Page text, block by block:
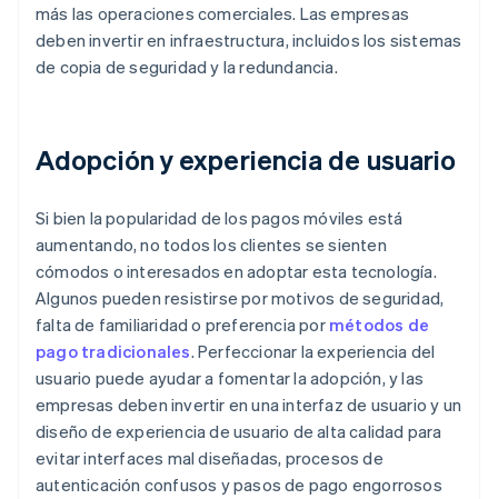
más las operaciones comerciales. Las empresas
deben invertir en infraestructura, incluidos los sistemas
de copia de seguridad y la redundancia.
Adopción y experiencia de usuario
Si bien la popularidad de los pagos móviles está
aumentando, no todos los clientes se sienten
cómodos o interesados en adoptar esta tecnología.
Algunos pueden resistirse por motivos de seguridad,
falta de familiaridad o preferencia por métodos de
pago tradicionales. Perfeccionar la experiencia del
usuario puede ayudar a fomentar la adopción, y las
empresas deben invertir en una interfaz de usuario y un
diseño de experiencia de usuario de alta calidad para
evitar interfaces mal diseñadas, procesos de
autenticación confusos y pasos de pago engorrosos